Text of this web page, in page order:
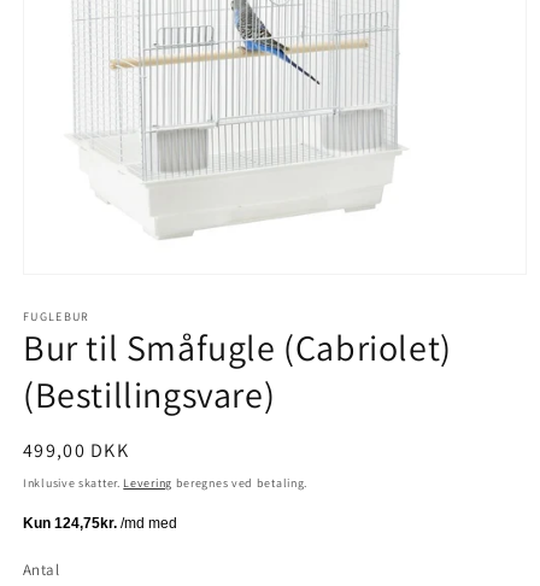
1
i
modus
FUGLEBUR
Bur til Småfugle (Cabriolet)
(Bestillingsvare)
Normalpris
499,00 DKK
Inklusive skatter. Levering beregnes ved betaling.
Antal
Antal